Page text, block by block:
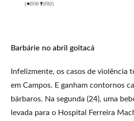
Barbárie no abril goitacá
Infelizmente, os casos de violência
em Campos. E ganham contornos
bárbaros. Na segunda (24), uma
levada para o Hospital Ferreira